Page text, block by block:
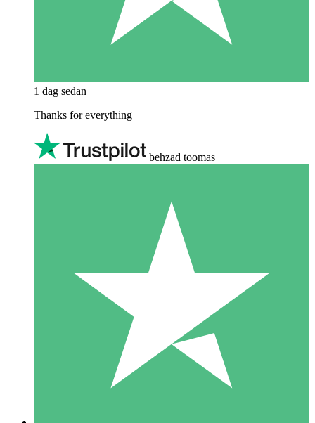
1 dag sedan
Thanks for everything
behzad toomas